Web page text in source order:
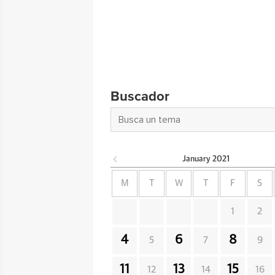
Buscador
January 2021
M W F S
1 2
4 5 6 7 8 9
11 12 13 14 15 16